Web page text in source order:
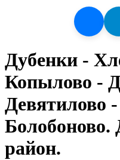
Дубенки -
Копылово -
Девятилово
Болобоново.
район.